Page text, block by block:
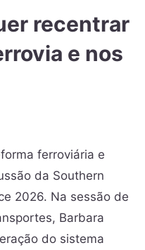
recentrar
e nos
ferroviária e
da Southern
2026. Na sessão de
Barbara
do sistema